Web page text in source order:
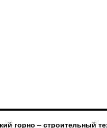
горно – строительный